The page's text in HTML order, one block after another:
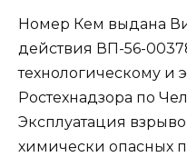
Номер Кем выдана
действия ВП-56-
технологическому и
Ростехнадзора по
Эксплуатация
химически опасных